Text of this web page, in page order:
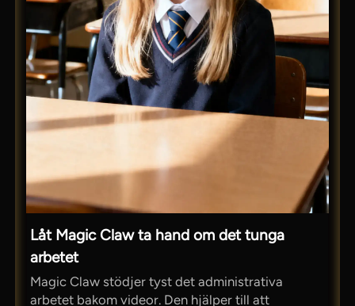
Låt Magic Claw ta hand om det tunga
arbetet
Magic Claw stödjer tyst det administrativa
arbetet bakom videor. Den hjälper till att